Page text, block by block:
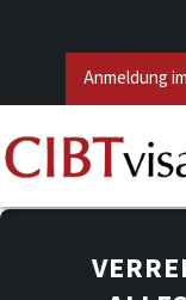
Anmeldung